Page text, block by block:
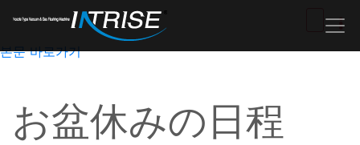
본문 바로가기
お盆休みの日程